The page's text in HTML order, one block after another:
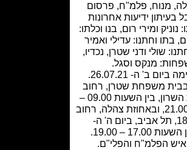
,פלמ"ח,פרסום
ידיעות אחרונות
רום, בנו וכלתו:
עדילי ואמיר
ודני שטרן, נכדיו,
מנקס וסגל.
שטרן, רחוב
הרימון 43, רמת השרון, בין השעות 09.00 –
16.00 – 21.00, ובאחוזת צהלה, רחוב
18, תל אביב, ביום ה' ה-
והפלי"ם.